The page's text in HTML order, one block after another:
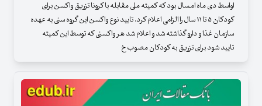
اواسط دی ماه امسال بود که کمیته ملی مقابله با کرونا تزریق واکسن برای
کودکان ۵ تا ۱۱ سال را الزامی اعلام کرد. تایید نوع واکسن این گروه سنی به عهده
سازمان غذا و دارو گذاشته شد و اعلام شد هر واکسنی که توسط این کمیته
تایید شود برای تزریق به کودکان مصوب خ